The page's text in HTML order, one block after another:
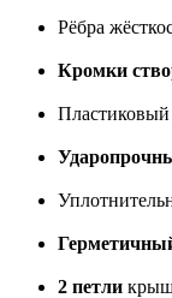
Рёбра
Кромки
2 петли